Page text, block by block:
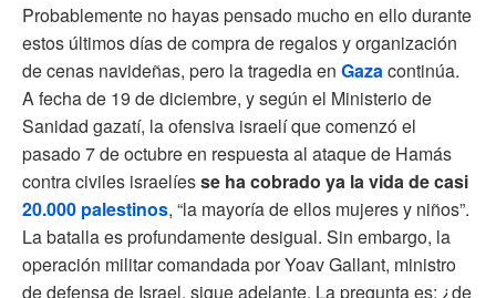
Probablemente no hayas pensado mucho en ello durante
estos últimos días de compra de regalos y organización
de cenas navideñas, pero la tragedia en Gazacontinúa.
A fecha de 19 de diciembre, y según el Ministerio de
Sanidad gazatí, la ofensiva israelí que comenzó el
pasado 7 de octubre en respuesta al ataque de Hamás
contra civiles israelíesse ha cobrado ya la vida de casi
20.000 palestinos, “la mayoría de ellos mujeres y niños”.
La batalla es profundamente desigual. Sin embargo, la
operación militar comandada por Yoav Gallant, ministro
de defensa de Israel, sigue adelante. La pregunta es: ¿de